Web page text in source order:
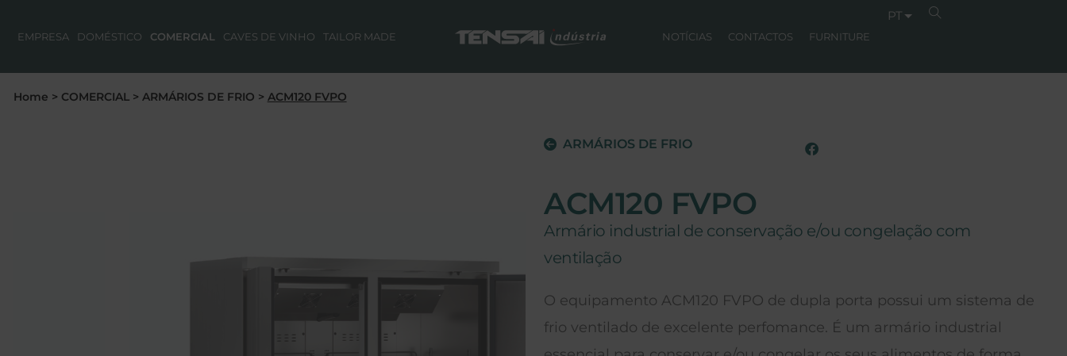
EMPRESA DOMÉSTICO COMERCIAL CAVES DE VINHO TAILOR MADE NOTÍCIAS CONTACTOS FURNITURE
PT
Home > COMERCIAL> ARMÁRIOS DE FRIO > ACM120 FVPO
ARMÁRIOS DE FRIO
ACM120 FVPO
Armário industrial de conservação e/ou congelação com
ventilação
O equipamento ACM120 FVPO de dupla porta possui um sistema de
frio ventilado de excelente perfomance. É um armário industrial